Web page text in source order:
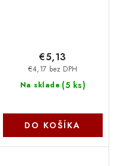
Na sklade (5 ks)
€4,17 bez DPH
€5,13
DO KOŠÍKA